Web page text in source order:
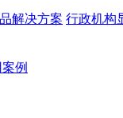
解决方案 行政机构
例